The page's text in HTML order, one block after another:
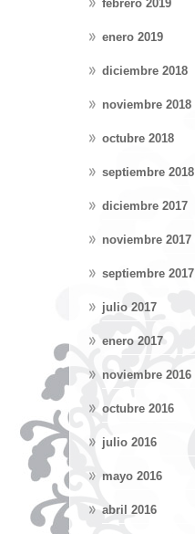
febrero 2019
enero 2019
diciembre 2018
noviembre 2018
octubre 2018
septiembre 2018
diciembre 2017
noviembre 2017
septiembre 2017
julio 2017
enero 2017
noviembre 2016
octubre 2016
julio 2016
mayo 2016
abril 2016